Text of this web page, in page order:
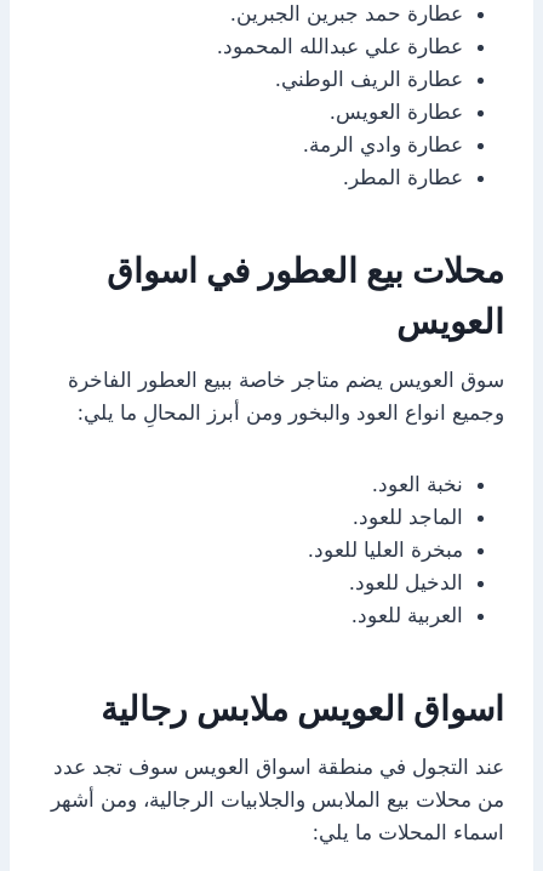
عطارة حمد جبرين الجبرين.
عطارة علي عبدالله المحمود.
عطارة الريف الوطني.
عطارة العويس.
عطارة وادي الرمة.
عطارة المطر.
محلات بيع العطور في اسواق
العويس
سوق العويس يضم متاجر خاصة ببيع العطور الفاخرة
وجميع انواع العود والبخور ومن أبرز المحالِ ما يلي:
نخبة العود.
الماجد للعود.
مبخرة العليا للعود.
الدخيل للعود.
العربية للعود.
اسواق العويس ملابس رجالية
عند التجول في منطقة اسواق العويس سوف تجد عدد
من محلات بيع الملابس والجلابيات الرجالية، ومن أشهر
اسماء المحلات ما يلي: